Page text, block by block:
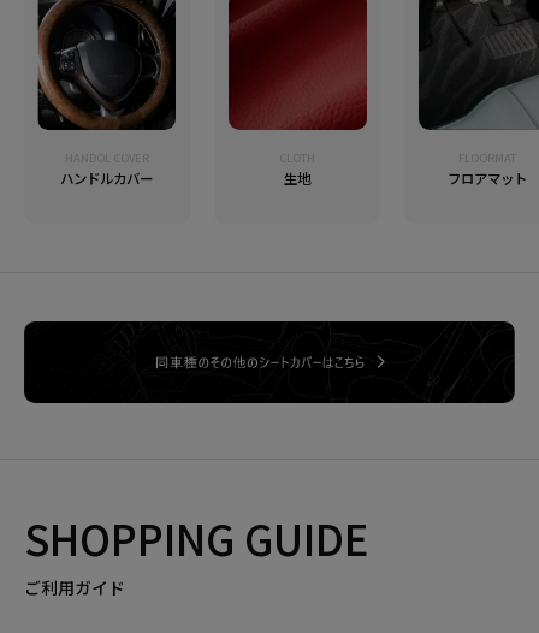
HANDOL COVER
ハンドルカバー
CLOTH
生地
FLOORMAT
フロアマット
SHOPPING GUIDE
ご利用ガイド